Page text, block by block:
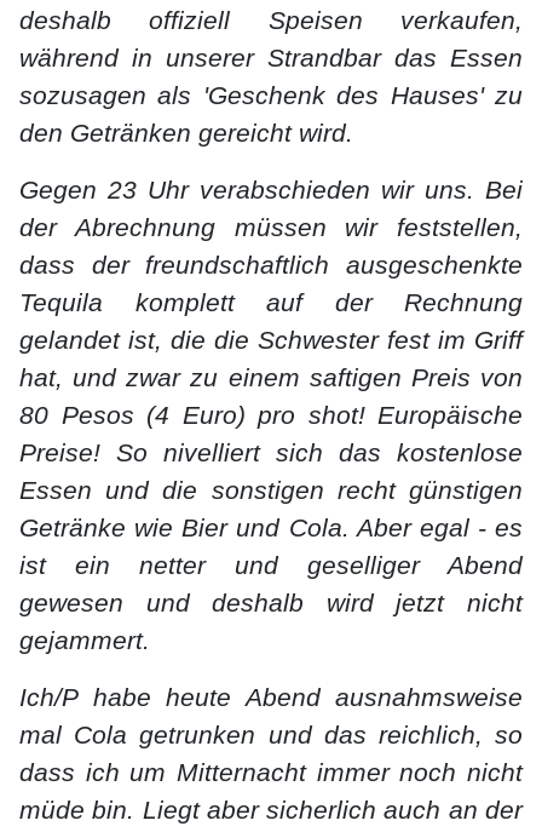
deshalb offiziell Speisen verkaufen,
während in unserer Strandbar das Essen
sozusagen als 'Geschenk des Hauses' zu
den Getränken gereicht wird.
Gegen 23 Uhr verabschieden wir uns. Bei
der Abrechnung müssen wir feststellen,
dass der freundschaftlich ausgeschenkte
Tequila komplett auf der Rechnung
gelandet ist, die die Schwester fest im Griff
hat, und zwar zu einem saftigen Preis von
80 Pesos (4 Euro) pro shot! Europäische
Preise! So nivelliert sich das kostenlose
Essen und die sonstigen recht günstigen
Getränke wie Bier und Cola. Aber egal - es
ist ein netter und geselliger Abend
gewesen und deshalb wird jetzt nicht
gejammert.
Ich/P habe heute Abend ausnahmsweise
mal Cola getrunken und das reichlich, so
dass ich um Mitternacht immer noch nicht
müde bin. Liegt aber sicherlich auch an der